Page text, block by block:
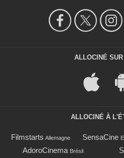
ALLOCINÉ
ALLOCINÉ À
Filmstarts Allemagne SensaCine
AdoroCinema Brésil